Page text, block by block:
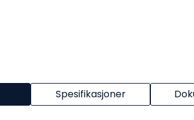
Spesifikasjoner